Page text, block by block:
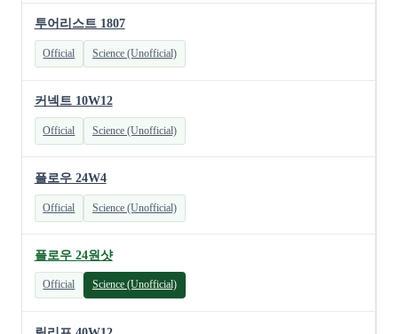
투어리스트 1807
Official Science (Unofficial)
커넥트 10W12
Official Science (Unofficial)
플로우 24W4
Official Science (Unofficial)
플로우 24원샷
Official Science (Unofficial)